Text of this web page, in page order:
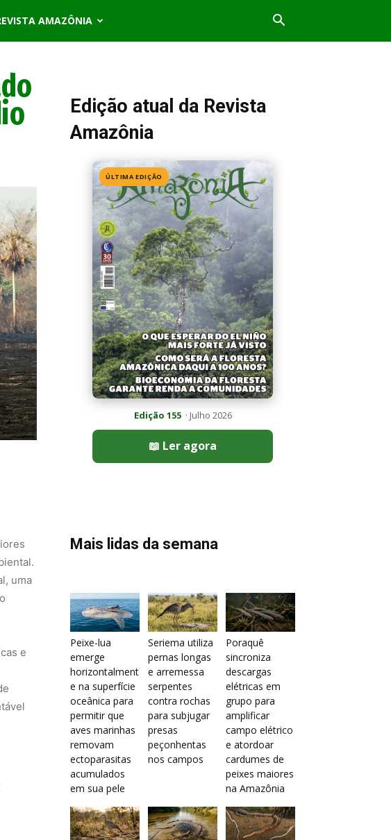
AMAZÔNIA
uma
e
Edição atual da Revista
Amazônia
ÚLTIMA EDIÇÃO
Edição 155· Julho 2026
📖 Ler agora
Mais lidas da semana
Peixe-lua
emerge
horizontalment
e na superfície
oceânica para
permitir que
aves marinhas
removam
ectoparasitas
acumulados
em sua pele
Seriema utiliza
pernas longas
e arremessa
serpentes
contra rochas
para subjugar
presas
peçonhentas
nos campos
Poraquê
sincroniza
descargas
elétricas em
grupo para
amplificar
campo elétrico
e atordoar
cardumes de
peixes maiores
na Amazônia